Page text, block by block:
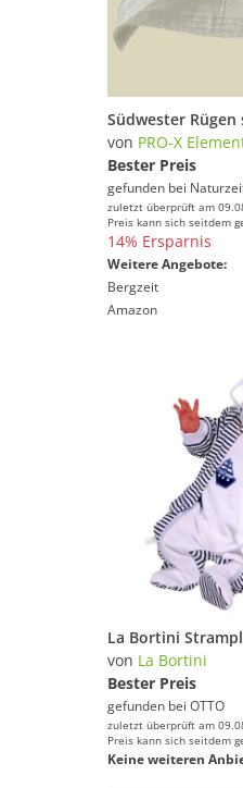
Südwester Rügen
von PRO-X
Bester Preis
gefunden bei
zuletzt überprüft am
Preis kann sich seitdem
14% Ersparnis
Weitere Angebote:
Bergzeit
Amazon
von La Bortini
Bester Preis
gefunden bei OTTO
zuletzt überprüft am
Preis kann sich seitdem
Keine weiteren